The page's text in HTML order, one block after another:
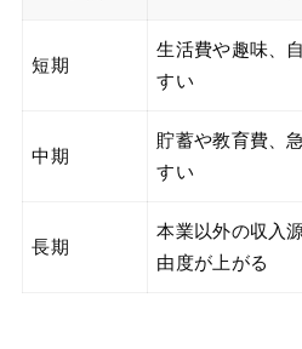
短期
生活費や趣味、
すい
中期
貯蓄や教育費、
すい
長期
本業以外の収入
由度が上がる